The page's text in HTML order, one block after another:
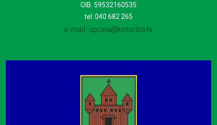
OIB: 59532160535
tel: 040 682 265
e-mail: opcina@kotoriba.hr